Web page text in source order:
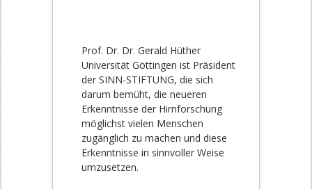
Prof. Dr. Dr. Gerald Hüther
Universität Göttingen ist Präsident
der SINN-STIFTUNG, die sich
darum bemüht, die neueren
Erkenntnisse der Hirnforschung
möglichst vielen Menschen
zugänglich zu machen und diese
Erkenntnisse in sinnvoller Weise
umzusetzen.